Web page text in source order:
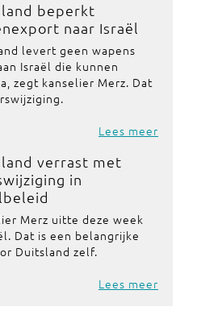
beperkt
naar Israël
levert geen wapens
Israël die kunnen
zegt kanselier Merz. Dat
Lees meer
verrast met
in
Merz uitte deze week
Dat is een belangrijke
Duitsland zelf.
Lees meer